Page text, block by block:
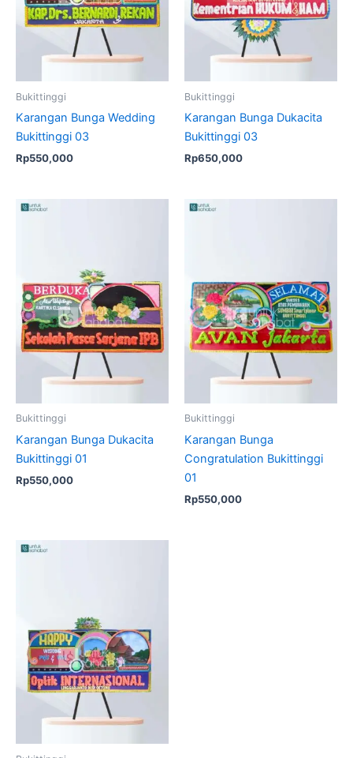
Bukittinggi
Karangan Bunga Wedding
Bukittinggi 03
Rp550,000
Bukittinggi
Karangan Bunga Dukacita
Bukittinggi 03
Rp650,000
Bukittinggi
Karangan Bunga Dukacita
Bukittinggi 01
Rp550,000
Bukittinggi
Karangan Bunga
Congratulation Bukittinggi
01
Rp550,000